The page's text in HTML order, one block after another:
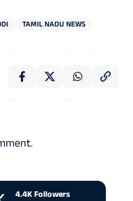
TAMIL NADU NEWS
4.4K Followers